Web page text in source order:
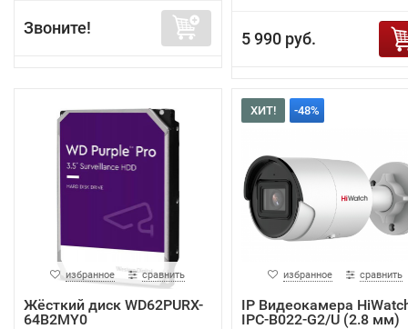
Звоните!
5 990 руб.
избранное сравнить
Жёсткий диск WD62PURX-
64B2MY0
ХИТ! -48%
избранное сравнить
IP Видеокамера
IPC-B022-G2/U (2.8 мм)